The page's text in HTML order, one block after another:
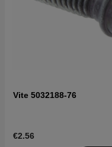
Vite 5032188-76
€2.56